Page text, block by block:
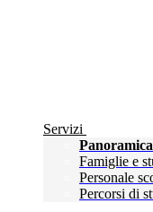
Servizi
Panoramica
Famiglie e
Personale
Percorsi di